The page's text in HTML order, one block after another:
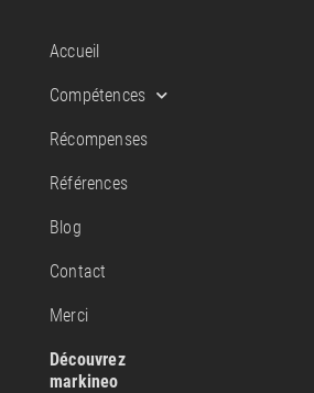
Accueil
Compétences
Récompenses
Références
Blog
Contact
Merci
Découvrez
markineo